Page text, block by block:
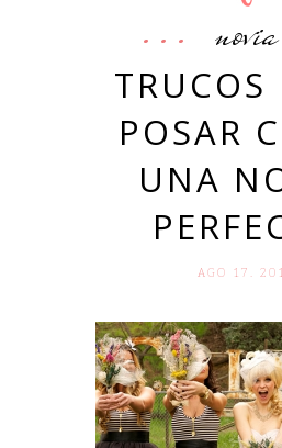
novia
TRUCOS
POSAR
UNA
AGO 17.